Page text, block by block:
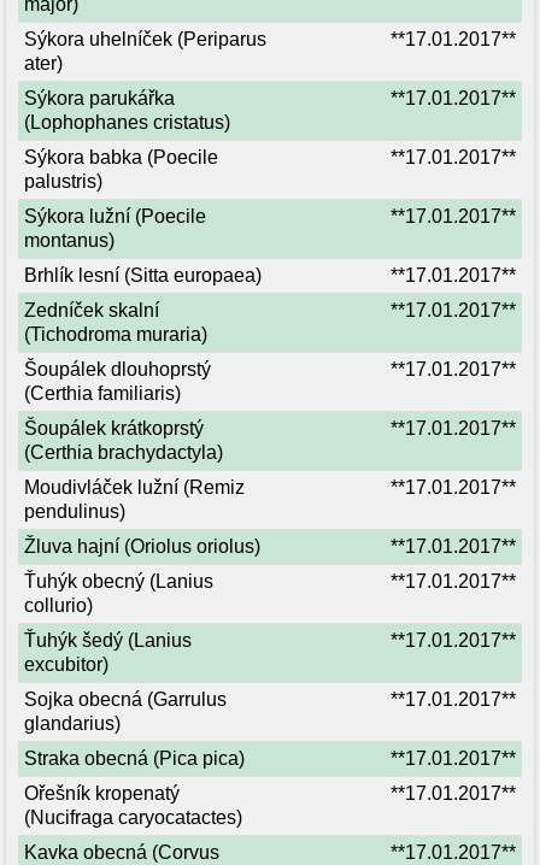
major)
Sýkora uhelníček (Periparus
ater)
**17.01.2017**
Sýkora parukářka
(Lophophanes cristatus)
**17.01.2017**
Sýkora babka (Poecile
palustris)
**17.01.2017**
Sýkora lužní (Poecile
montanus)
**17.01.2017**
Brhlík lesní (Sitta europaea)
**17.01.2017**
Zedníček skalní
(Tichodroma muraria)
**17.01.2017**
Šoupálek dlouhoprstý
(Certhia familiaris)
**17.01.2017**
Šoupálek krátkoprstý
(Certhia brachydactyla)
**17.01.2017**
Moudivláček lužní (Remiz
pendulinus)
**17.01.2017**
Žluva hajní (Oriolus oriolus)
**17.01.2017**
Ťuhýk obecný (Lanius
collurio)
**17.01.2017**
Ťuhýk šedý (Lanius
excubitor)
**17.01.2017**
Sojka obecná (Garrulus
glandarius)
**17.01.2017**
Straka obecná (Pica pica)
**17.01.2017**
Ořešník kropenatý
(Nucifraga caryocatactes)
**17.01.2017**
Kavka obecná (Corvus **17.01.2017**